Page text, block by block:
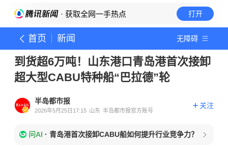
· 获取全网一手热点 打开
首页 新闻 无障碍
到货超6万吨！山东港口青岛港首次接卸
超大型CABU特种船“巴拉德”轮
半岛都市报
2026年5月25日17:15 山东 半岛都市报官方账号
关注
问AI · 青岛港首次接卸CABU船如何提升行业竞争力？